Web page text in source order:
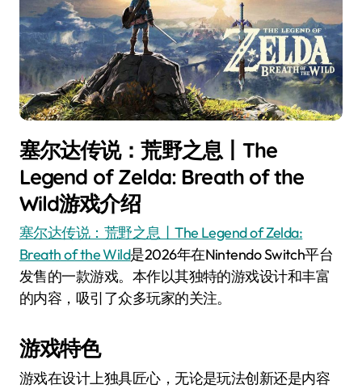
塞尔达传说：荒野之息丨The
Legend of Zelda: Breath of the
Wild游戏介绍
塞尔达传说：荒野之息丨The Legend of Zelda:
Breath of the Wild是2026年在Nintendo Switch平台
发售的一款游戏。本作以其独特的游戏设计和丰富
的内容，吸引了众多玩家的关注。
游戏特色
游戏在设计上独具匠心，无论是玩法创新还是内容